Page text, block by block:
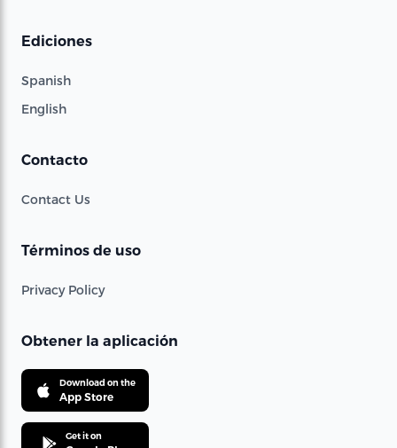
Ediciones
Spanish
English
Contacto
Contact Us
Términos de uso
Privacy Policy
Obtener la aplicación
Download on the
App Store
Get it on